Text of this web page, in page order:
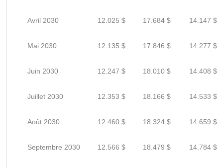
Avril 2030 12.025 $ 17.684 $ 14.147 $
Mai 2030 12.135 $ 17.846 $ 14.277 $
Juin 2030 12.247 $ 18.010 $ 14.408 $
Juillet 2030 12.353 $ 18.166 $ 14.533 $
Août 2030 12.460 $ 18.324 $ 14.659 $
Septembre 2030 12.566 $ 18.479 $ 14.784 $